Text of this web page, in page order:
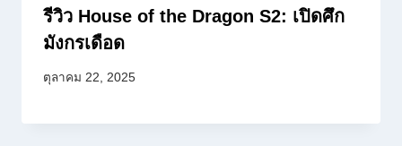
รีวิว House of the Dragon S2: เปิดศึก
มังกรเดือด
ตุลาคม 22, 2025